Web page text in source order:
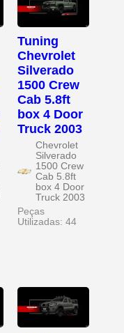
Tuning
Chevrolet
Silverado
1500 Crew
Cab 5.8ft
box 4 Door
Truck 2003
Chevrolet
Silverado
1500 Crew
Cab 5.8ft
box 4 Door
Truck 2003
Peças
Utilizadas: 44